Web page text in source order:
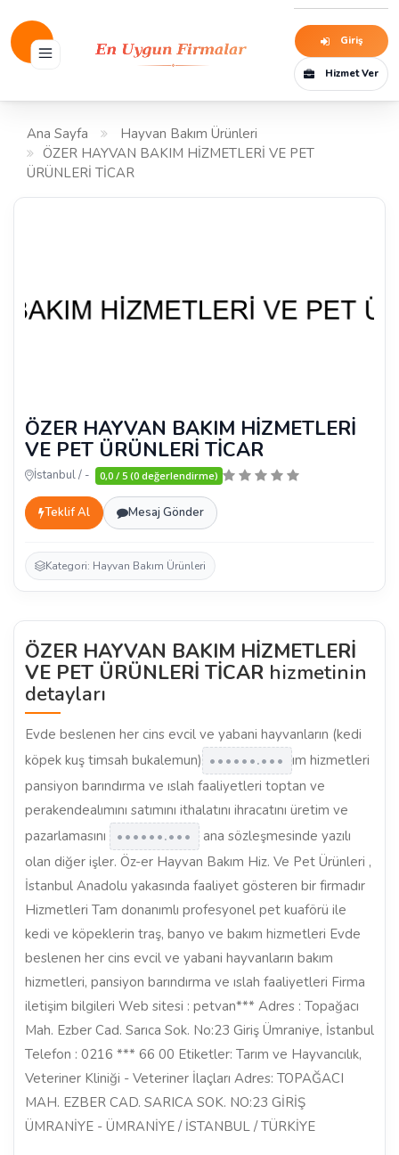
Giriş
Hizmet Ver
Ana Sayfa
Hayvan Bakım Ürünleri
ÖZER HAYVAN BAKIM HİZMETLERİ VE PET
ÜRÜNLERİ TİCAR
ÖZER HAYVAN BAKIM HİZMETLERİ
VE PET ÜRÜNLERİ TİCAR
İstanbul / - 0,0 / 5 (0 değerlendirme)
Teklif Al Mesaj Gönder
Kategori: Hayvan Bakım Ürünleri
ÖZER HAYVAN BAKIM HİZMETLERİ
VE PET ÜRÜNLERİ TİCAR hizmetinin
detayları
Evde beslenen her cins evcil ve yabani hayvanların (kedi
köpek kuş timsah bukalemun) ••••••.••• ım hizmetleri
pansiyon barındırma ve ıslah faaliyetleri toptan ve
perakendealımını satımını ithalatını ihracatını üretim ve
pazarlamasını
••••••.•••
ana sözleşmesinde yazılı
olan diğer işler. Öz-er Hayvan Bakım Hiz. Ve Pet Ürünleri ,
İstanbul Anadolu yakasında faaliyet gösteren bir firmadır
Hizmetleri Tam donanımlı profesyonel pet kuaförü ile
kedi ve köpeklerin traş, banyo ve bakım hizmetleri Evde
beslenen her cins evcil ve yabani hayvanların bakım
hizmetleri, pansiyon barındırma ve ıslah faaliyetleri Firma
iletişim bilgileri Web sitesi : petvan*** Adres : Topağacı
Mah. Ezber Cad. Sarıca Sok. No:23 Giriş Ümraniye, İstanbul
Telefon : 0216 *** 66 00 Etiketler: Tarım ve Hayvancılık,
Veteriner Kliniği - Veteriner İlaçları Adres: TOPAĞACI
MAH. EZBER CAD. SARICA SOK. NO:23 GİRİŞ
ÜMRANİYE - ÜMRANİYE / İSTANBUL / TÜRKİYE